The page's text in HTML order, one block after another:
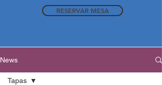
RESERVAR MESA
News
Tapas